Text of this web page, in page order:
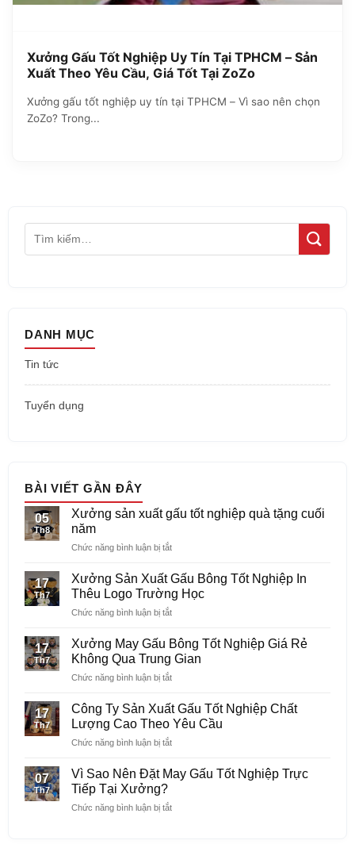
Xưởng Gấu Tốt Nghiệp Uy Tín Tại TPHCM – Sản
Xuất Theo Yêu Cầu, Giá Tốt Tại ZoZo
Xưởng gấu tốt nghiệp uy tín tại TPHCM – Vì sao nên chọn
ZoZo? Trong...
DANH MỤC
Tin tức
Tuyển dụng
BÀI VIẾT GẦN ĐÂY
05
Th8
Xưởng sản xuất gấu tốt nghiệp quà tặng cuối
năm
Chức năng bình luận bị tắtở
sản
xuất
gấu
tốt
quà
tặng
năm
17
Th7
Xưởng Sản Xuất Gấu Bông Tốt Nghiệp In
Thêu Logo Trường Học
Chức năng bình luận bị tắtở
Sản
Xuất
Gấu
Bông
Nghiệp
In
Logo
Học
17
Th7
Xưởng May Gấu Bông Tốt Nghiệp Giá Rẻ
Không Qua Trung Gian
Chức năng bình luận bị tắtở
May
Gấu
Bông
Tốt
Giá
Qua
17
Th7
Công Ty Sản Xuất Gấu Tốt Nghiệp Chất
Lượng Cao Theo Yêu Cầu
Chức năng bình luận bị tắtở
Ty
Sản
Gấu
07
Th7
Vì Sao Nên Đặt May Gấu Tốt Nghiệp Trực
Tiếp Tại Xưởng?
Chức năng bình luận bị tắtở